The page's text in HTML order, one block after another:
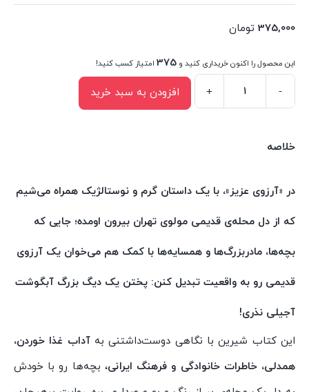
375,000 تومان
این محصول را اکنون خریداری کنید و 375 امتیاز کسب کنید!
عزیز
تهران)
الهام
انتشارات
سیمای
عدد
-
+ افزودن به سبد خرید
خلاصه
در «آرزوی عزیز»، با یک داستان گرم و نوستالژیک همراه می‌شیم
که از دل محله‌ی قدیمی مولوی تهران بیرون اومده؛ جایی که
بچه‌ها، مادربزرگ‌ها و همسایه‌ها با کمک هم می‌خوان یک آرزوی
قدیمی رو به واقعیت تبدیل کنن: پختن یک دیگ بزرگ آبگوشت
آجیلی نذری!
این کتاب شیرین با نگاهی دوست‌داشتنی بهآداب غذا خوردن،
همدلی، خاطرات خانوادگی و فرهنگ ایرانی، بچه‌ها رو با خودش